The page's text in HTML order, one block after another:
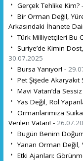
Gerçek Tehlike Kim? -
Bir Orman Değil,
Arkasındaki İhanete
Türk Milliyetçileri Bu
Suriye’de Kimin
30.07.2025
Bursa Yanıyor! -
Pet Şişede Akaryakıt
Mavi Vatan’da
Yas Değil, Rol
Ormanlarımıza
Verilen Vatan! -
Bugün Benim
Yanan Orman Değil,
Etki Ajanları: